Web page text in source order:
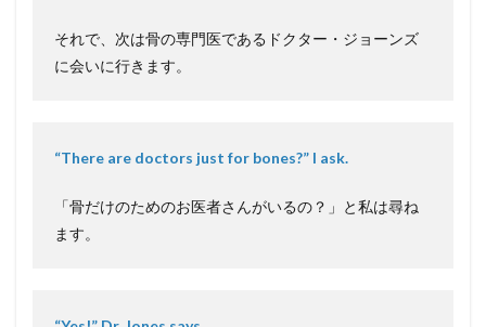
それで、次は骨の専門医であるドクター・ジョーンズ
に会いに行きます。
“There are doctors just for bones?” I ask.
「骨だけのためのお医者さんがいるの？」と私は尋ね
ます。